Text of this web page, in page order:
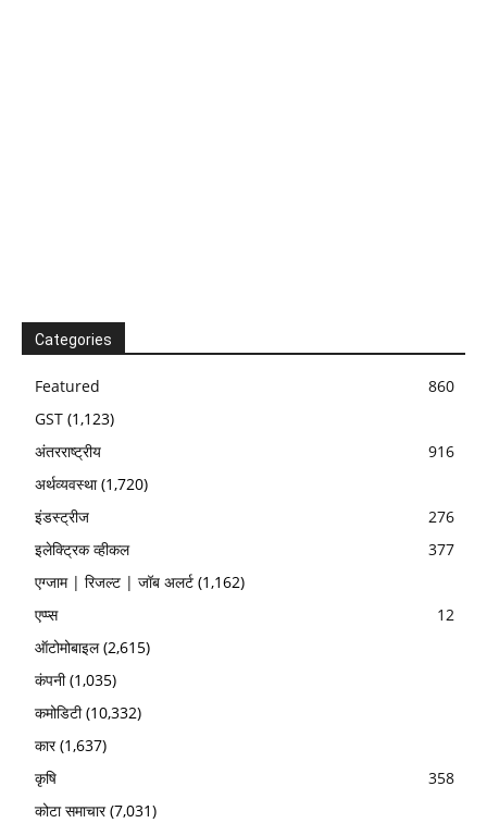
Categories
Featured
860
GST (1,123)
अंतरराष्ट्रीय
916
अर्थव्यवस्था(1,720)
इंडस्ट्रीज
276
इलेक्ट्रिक व्हीकल
377
एग्जाम | रिजल्ट | जॉब अलर्ट (1,162)
एप्प्स
12
ऑटोमोबाइल(2,615)
कंपनी(1,035)
कमोडिटी(10,332)
कार(1,637)
कृषि
358
कोटा समाचार(7,031)